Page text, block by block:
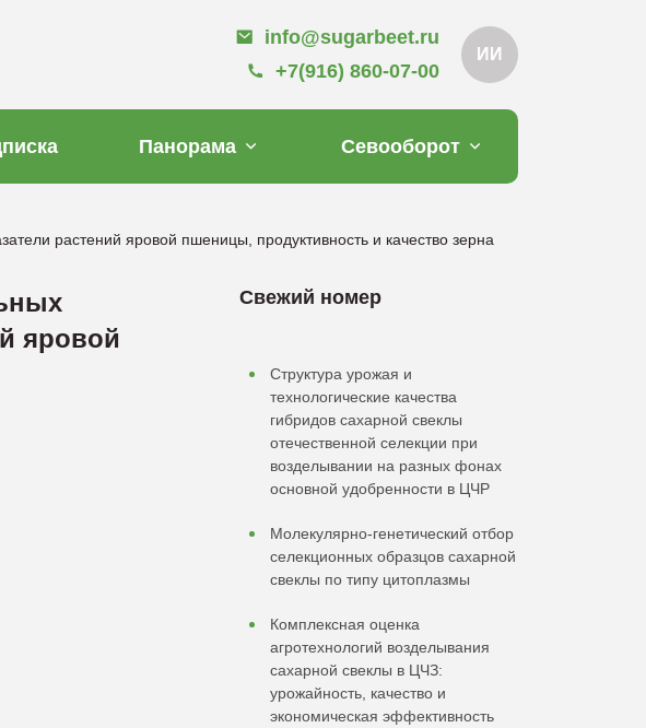
info@sugarbeet.ru
+7(916) 860-07-00
ИИ
Панорама Севооборот
растений яровой пшеницы, продуктивность и качество зерна
яровой
Свежий номер
Структура урожая и
технологические качества
гибридов сахарной свеклы
отечественной селекции при
возделывании на разных фонах
основной удобренности в ЦЧР
Молекулярно-генетический отбор
селекционных образцов сахарной
свеклы по типу цитоплазмы
Комплексная оценка
агротехнологий возделывания
сахарной свеклы в ЦЧЗ:
урожайность, качество и
экономическая эффективность